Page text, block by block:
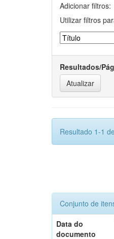
Adicionar filtros:
Utilizar filtros
Resultados/
Resultado 1-1
Conjunto de
Data do
documento